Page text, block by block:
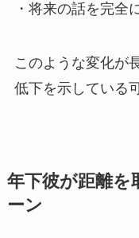
・将来の話を完全
このような変化が
低下を示している
年下彼が距離を
ーン